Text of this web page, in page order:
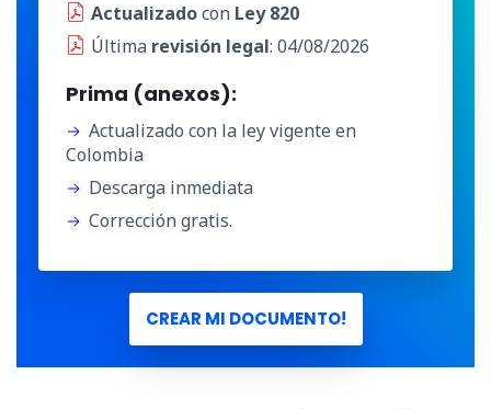
Actualizadocon Ley 820
Última revisión legal: 04/08/2026
Prima (anexos):
Actualizado con la ley vigente en
Colombia
Descarga inmediata
Corrección gratis.
CREAR MI DOCUMENTO!